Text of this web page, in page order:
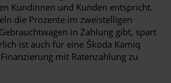
Kundinnen und Kunden entspricht.
die Prozente im zweistelligen
in Zahlung gibt, spart
ist auch für eine Škoda Kamiq
mit Ratenzahlung zu